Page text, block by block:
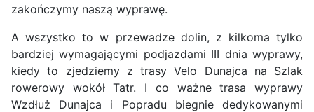
zakończymy naszą wyprawę.
A wszystko to w przewadze dolin, z kilkoma tylko
bardziej wymagającymi podjazdami III dnia wyprawy,
kiedy to zjedziemy z trasy Velo Dunajca na Szlak
rowerowy wokół Tatr. I co ważne trasa wyprawy
Wzdłuż Dunajca i Popradu biegnie dedykowanymi